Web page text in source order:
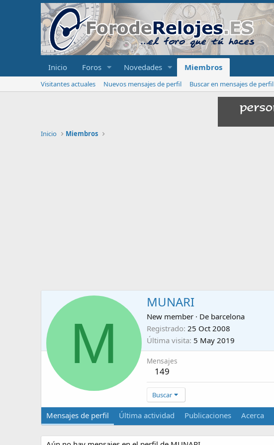
Inicio Foros Novedades Miembros
Visitantes actuales Nuevos mensajes de perfil Buscar en mensajes de perfil
Inicio Miembros
M
MUNARI
New member · De barcelona
Registrado 25 Oct 2008
Última visita 5 May 2019
Mensajes
149
Buscar
Mensajes de perfil Última actividad Publicaciones Acerca